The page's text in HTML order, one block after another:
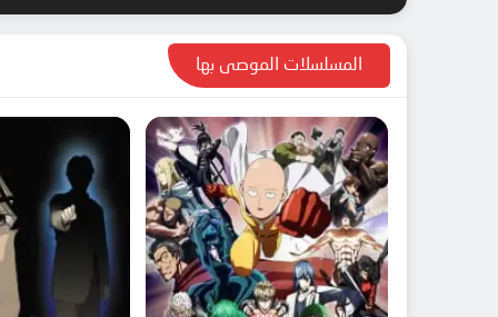
المسلسلات الموصى بها